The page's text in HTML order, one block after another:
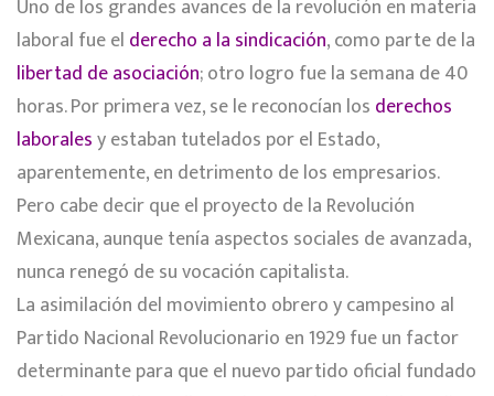
Uno de los grandes avances de la revolución en materia
laboral fue el derecho a la sindicación, como parte de la
libertad de asociación; otro logro fue la semana de 40
horas. Por primera vez, se le reconocían los derechos
laboralesy estaban tutelados por el Estado,
aparentemente, en detrimento de los empresarios.
Pero cabe decir que el proyecto de la Revolución
Mexicana, aunque tenía aspectos sociales de avanzada,
nunca renegó de su vocación capitalista.
La asimilación del movimiento obrero y campesino al
Partido Nacional Revolucionario en 1929 fue un factor
determinante para que el nuevo partido oficial fundado